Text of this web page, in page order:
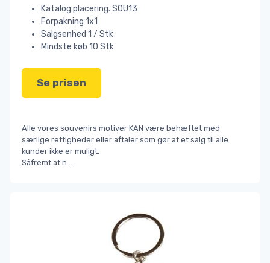
Katalog placering. SOU13
Forpakning 1x1
Salgsenhed 1 / Stk
Mindste køb 10 Stk
Se prisen
Alle vores souvenirs motiver KAN være behæftet med
særlige rettigheder eller aftaler som gør at et salg til alle
kunder ikke er muligt.
Såfremt at n ...